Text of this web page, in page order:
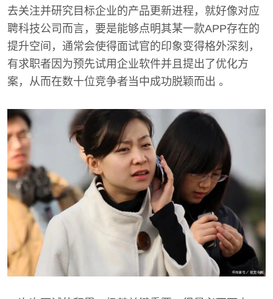
去关注并研究目标企业的产品更新进程，就好像对应
聘科技公司而言，要是能够点明其某一款APP存在的
提升空间，通常会使得面试官的印象变得格外深刻，
有求职者因为预先试用企业软件并且提出了优化方
案，从而在数十位竞争者当中成功脱颖而出 。